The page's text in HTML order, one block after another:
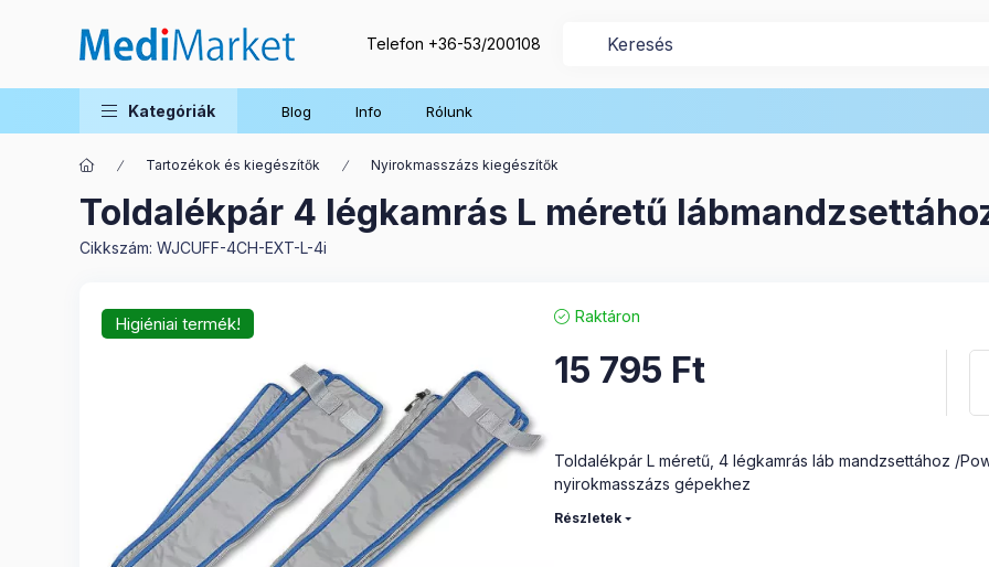
Telefon +36-53/200108
Kategóriák Blog Info Rólunk
Tartozékok és kiegészítők Nyirokmasszázs kiegészítők
Toldalékpár 4 légkamrás L méretű
Cikkszám: WJCUFF-4CH-EXT-L-4i
Higiéniai termék! Raktáron
15 795 Ft
Toldalékpár L méretű, 4 légkamrás láb mandzsettához /
nyirokmasszázs gépekhez
Részletek